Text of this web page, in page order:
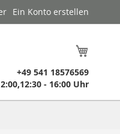
Ein Konto erstellen
​ +49 541 18576569
- 16:00 Uhr